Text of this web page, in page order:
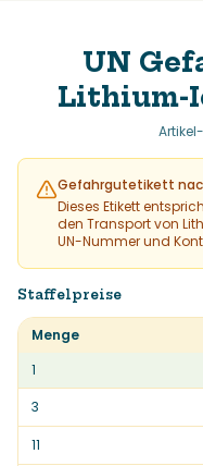
UN
Lithium-
Gefahrgutetikett
Dieses Etikett
den Transport von
UN-Nummer und
Staffelpreise
Menge
1
3
11